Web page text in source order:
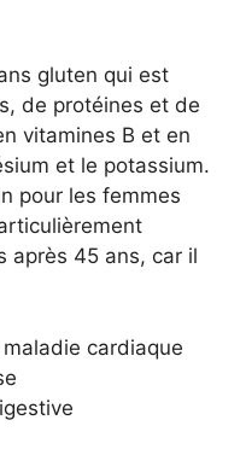
gluten qui est
de protéines et de
vitamines B et en
et le potassium.
pour les femmes
après 45 ans, car il
cardiaque